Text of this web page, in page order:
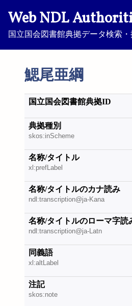
Web NDL
国立国会図書館典拠データ検索
鰓尾亜綱
国立国会図書館典拠ID
典拠種別
skos:inScheme
名称/タイトル
xl:prefLabel
名称/タイトルのカナ読み
ndl:transcription@ja-Kana
名称/タイトルのローマ字読
ndl:transcription@ja-Latn
同義語
xl:altLabel
注記
skos:note